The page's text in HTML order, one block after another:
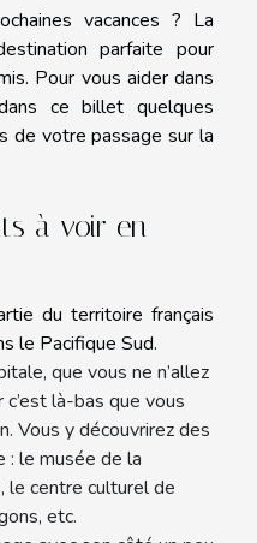
vacances ? La
parfaite pour
Pour vous aider dans
ce billet quelques
de votre passage sur la
à voir en
du territoire français
le Pacifique Sud.
que vous ne n’allez
là-bas que vous
Vous y découvrirez des
: le musée de la
le centre culturel de
etc.